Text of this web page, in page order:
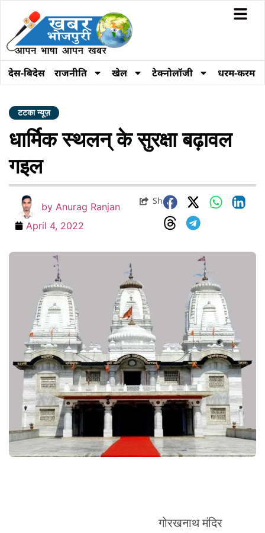
देस-बिदेस राजनीति खेल टेक्नोलॉजी धरम-करम
टटका न्यूज़
धार्मिक स्थलन् के सुरक्षा बढ़ावल
गइल
by Anurag Ranjan
April 4, 2022
Share
गोरखनाथ मंदिर